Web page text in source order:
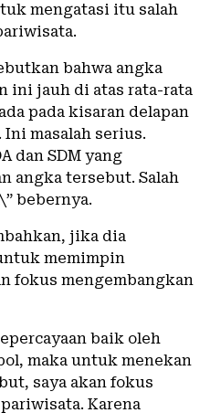
mengatasi itu salah
bahwa angka
ini jauh di atas rata-rata
pada kisaran delapan
masalah serius.
dan SDM yang
angka tersebut. Salah
bebernya.
jika dia
memimpin
fokus mengembangkan
baik oleh
maka untuk menekan
saya akan fokus
Karena